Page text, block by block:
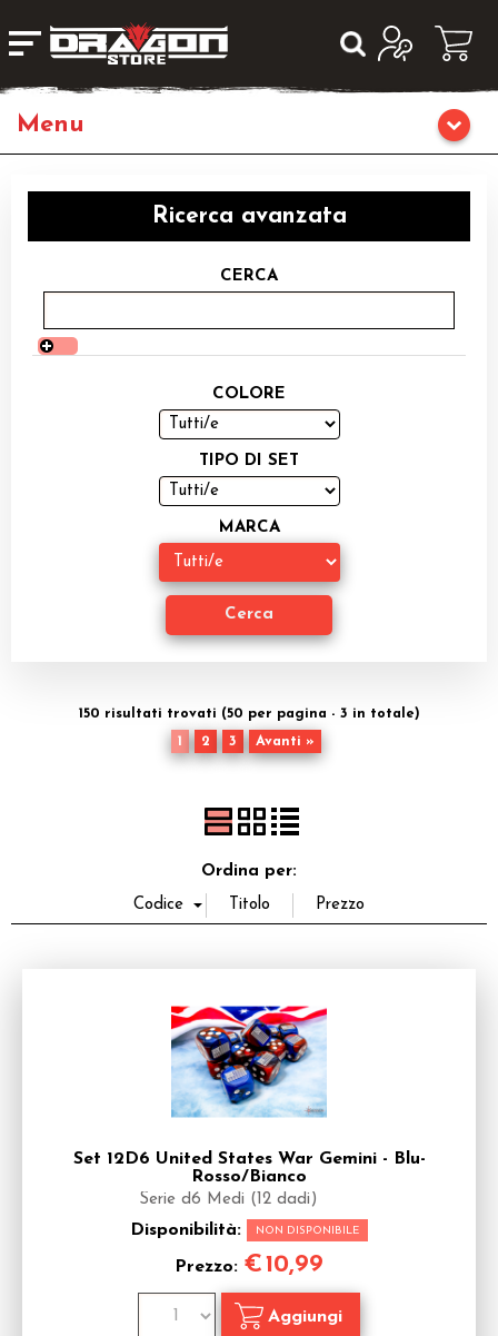
Giochi da Tavolo
Giochi di Ruolo
Librigame
Giochi di Carte Collezionabili
Giocattoli e Gadget
Ricerca avanzata
CERCA
COLORE
TIPO DI SET
MARCA
150 risultati trovati (50 per pagina - 3 in totale)
1
2 3 Avanti »
Ordina per:
Set 12D6 United States War Gemini - Blu-
Rosso/Bianco
Serie d6 Medi (12 dadi)
Disponibilità: NON DISPONIBILE
Prezzo: €10,99